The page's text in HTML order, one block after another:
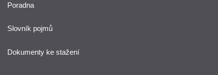
Poradna
Slovník pojmů
Dokumenty ke stažení